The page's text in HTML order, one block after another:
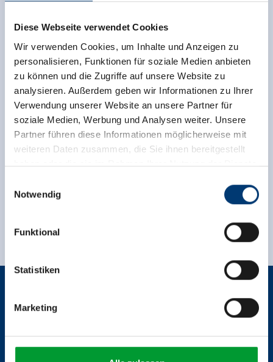
Diese Webseite verwendet Cookies
Wir verwenden Cookies, um Inhalte und Anzeigen zu
personalisieren, Funktionen für soziale Medien anbieten
zu können und die Zugriffe auf unsere Website zu
analysieren. Außerdem geben wir Informationen zu Ihrer
Verwendung unserer Website an unsere Partner für
soziale Medien, Werbung und Analysen weiter. Unsere
Partner führen diese Informationen möglicherweise mit
weiteren Daten zusammen, die Sie ihnen bereitgestellt
haben oder die sie im Rahmen Ihrer Nutzung der Dienste
Rohr 23// A-6280 Zell am Ziller
www.zillertalarena.com
Notwendig
Funktional
Statistiken
Marketing
back to overview
Sign up for the newsletter now!